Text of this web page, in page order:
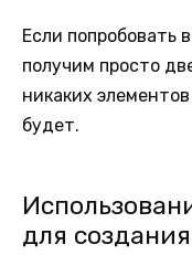
Если попробовать
получим просто
никаких
будет.
для